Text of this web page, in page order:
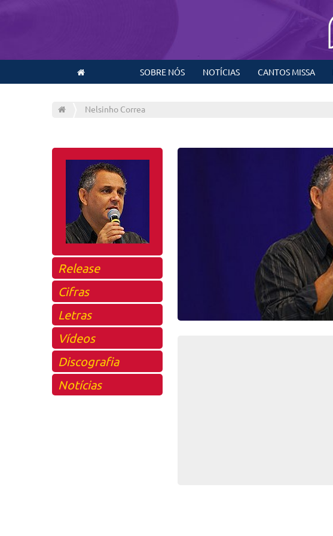
SOBRE NÓS NOTÍCIAS CANTOS MISSA
Nelsinho Correa
Release
Cifras
Letras
Vídeos
Discografia
Notícias